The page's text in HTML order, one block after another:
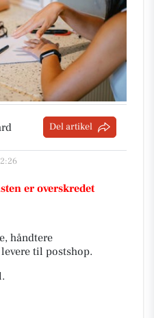
Del artikel
er overskredet
håndtere
til postshop.